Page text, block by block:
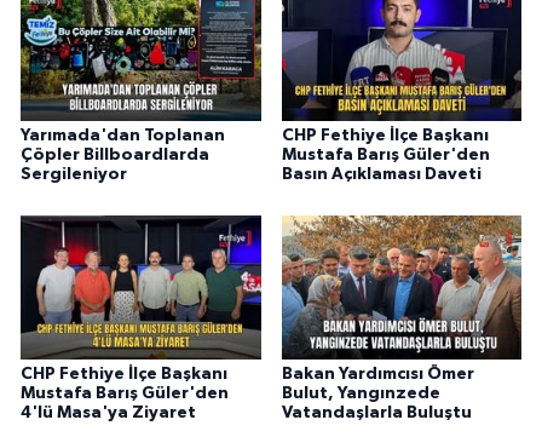
Yarımada'dan Toplanan
Çöpler Billboardlarda
Sergileniyor
CHP Fethiye İlçe Başkanı
Mustafa Barış Güler'den
Basın Açıklaması Daveti
CHP Fethiye İlçe Başkanı
Mustafa Barış Güler'den
4'lü Masa'ya Ziyaret
Bakan Yardımcısı Ömer
Bulut, Yangınzede
Vatandaşlarla Buluştu